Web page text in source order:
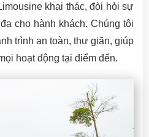
khai thác, đòi hỏi sự
cho hành khách. Chúng tôi
trình an toàn, thư giãn, giúp
hoạt động tại điểm đến.